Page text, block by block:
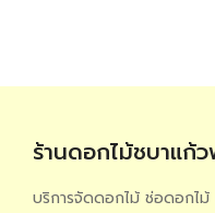
ร้านดอกไม้ชบาแก้
บริการจัดดอกไม้ ช่อดอกไ